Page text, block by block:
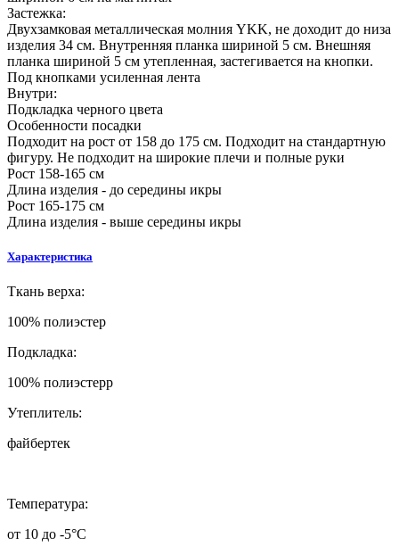
Застежка:
Двухзамковая металлическая молния YKK, не доходит до низа
изделия 34 см. Внутренняя планка шириной 5 см. Внешняя
планка шириной 5 см утепленная, застегивается на кнопки.
Под кнопками усиленная лента
Внутри:
Подкладка черного цвета
Особенности посадки
Подходит на рост от 158 до 175 см. Подходит на стандартную
фигуру. Не подходит на широкие плечи и полные руки
Рост 158-165 см
Длина изделия - до середины икры
Рост 165-175 см
Длина изделия - выше середины икры
Характеристика
Ткань верха:
100% полиэстер
Подкладка:
100% полиэстерр
Утеплитель:
файбертек
Температура:
от 10 до -5°C